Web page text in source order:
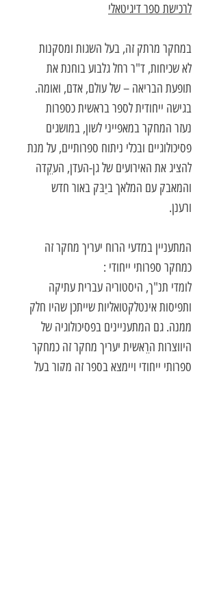
לרכישת ספר דיגיטאלי
במחקר מרתק זה, בעל השגות ומסקנות
לא שכיחות, ד"ר רחל גלבוע בוחנת את
תופעת הבריאה – של עולם, אדם, ואומה.
בגישה ייחודית לספר בראשית כספרות
נעזר המחקר במאפייני לשון, במושגים
פסיכולוגיים ובכלי ניתוח ספרותיים, על מנת
להציג את האירועים של גן-העדן, העקֵדה
והמאבק עם המלאך ביַבּק באור חדש
ורענן.
המתעניין במדעי הרוח יעריך מחקר זה
כמחקר ספרותי ייחודי :
לומדי תנ"ך, היסטוריה עברית עתיקה
ותפיסות אינטלקטואליות שייתכן שהיו חלק
ממנה. גם המתעניינים בפסיכולוגיה של
היווצרות הרֵאשית יעריך מחקר זה כמחקר
ספרותי ייחודי ויימצא בספר זה מקור בעל